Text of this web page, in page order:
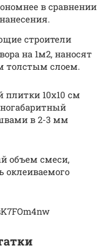
в сравнении
строители
на 1м2, наносят
толстым слоем.
плитки 10х10 см
в 2-3 мм
объем смеси,
оклеиваемого